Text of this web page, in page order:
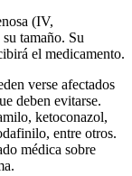
(IV,
tamaño. Su
el medicamento.
verse afectados
deben evitarse.
ketoconazol,
entre otros.
médica sobre